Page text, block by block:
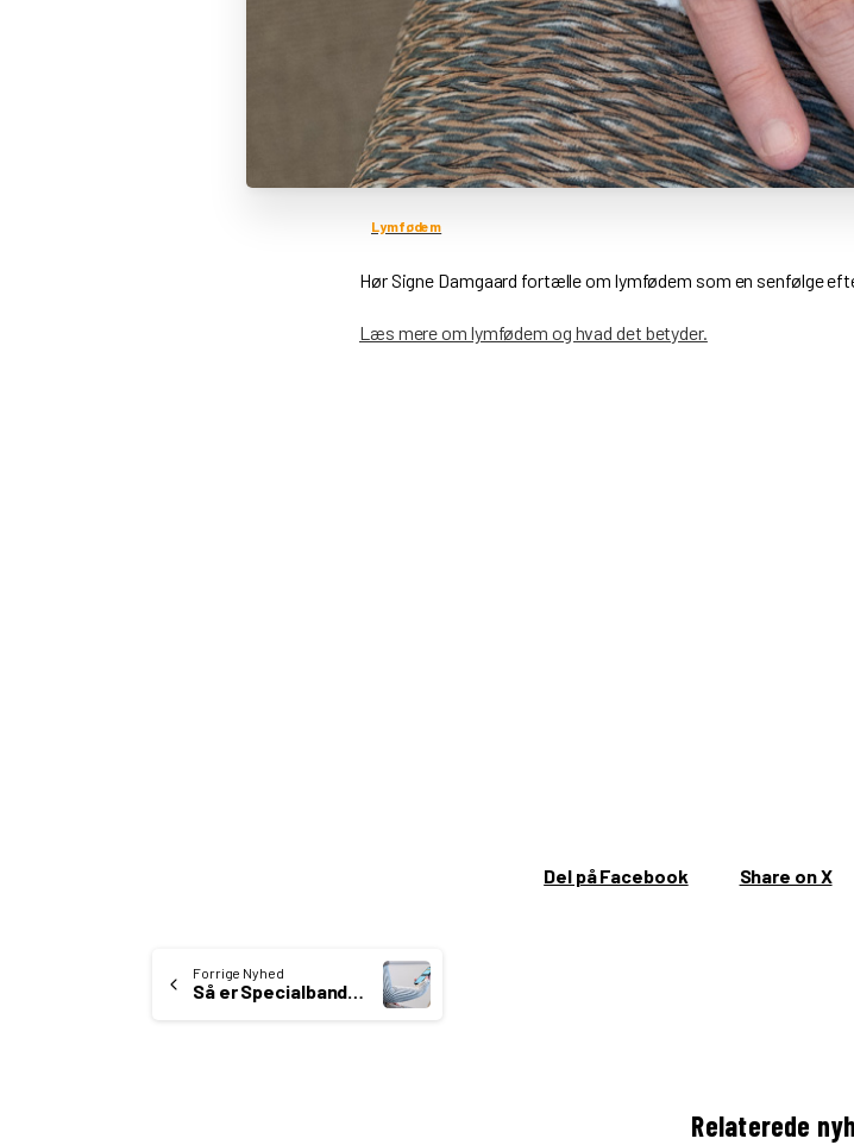
Lymfødem
Hør Signe Damgaard fortælle om lymfødem som en senfølge
Læs mere om lymfødem og hvad det betyder.
Del på Facebook Share on X
Continue
Forrige Nyhed
Så er Specialbandager også i Holbæk
Relaterede